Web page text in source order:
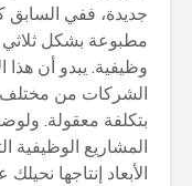
جديدة، ففي السابق
مطبوعة بشكل ثلاثي
وظيفية. يبدو أن هذا
الشركات من مختلف
بتكلفة معقولة.
المشاريع الوظيفية
الأبعاد إنتاجها